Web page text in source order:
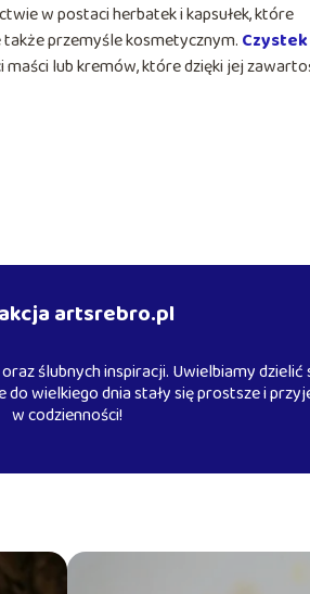
w postaci herbatek i kapsułek, które
przemyśle kosmetycznym. Czystek
lub kremów, które dzięki jej
artsrebro.pl
ślubnych inspiracji. Uwielbiamy
wielkiego dnia stały się prostsze i
w codzienności!